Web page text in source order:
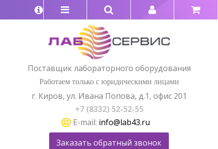
Поставщик лабораторного оборудования
Работаем только с юридическими лицами
г. Киров, ул. Ивана Попова, д.1, офис 201
+7 (8332) 52-52-55
E-mail: info@lab43.ru
Заказать обратный звонок